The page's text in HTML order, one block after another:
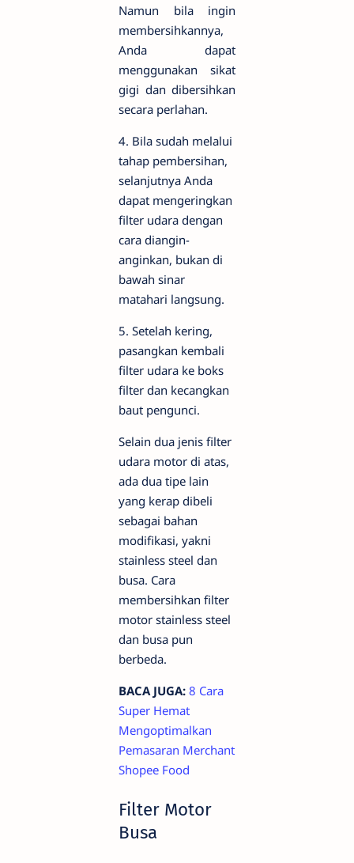
Namun bila ingin
membersihkannya,
Anda dapat
menggunakan sikat
gigi dan dibersihkan
secara perlahan.
4. Bila sudah melalui
tahap pembersihan,
selanjutnya Anda
dapat mengeringkan
filter udara dengan
cara diangin-
anginkan, bukan di
bawah sinar
matahari langsung.
5. Setelah kering,
pasangkan kembali
filter udara ke boks
filter dan kecangkan
baut pengunci.
Selain dua jenis filter
udara motor di atas,
ada dua tipe lain
yang kerap dibeli
sebagai bahan
modifikasi, yakni
stainless steel dan
busa. Cara
membersihkan filter
motor stainless steel
dan busa pun
berbeda.
BACA JUGA: 8 Cara
Super Hemat
Mengoptimalkan
Pemasaran Merchant
Shopee Food
Filter Motor
Busa